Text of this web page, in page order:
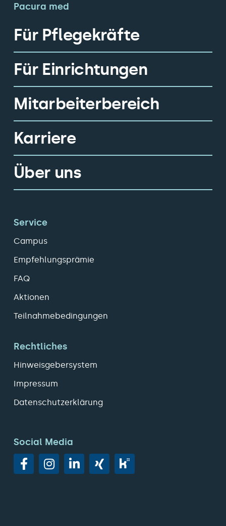
Pacura med
Für Pflegekräfte
Für Einrichtungen
Mitarbeiterbereich
Karriere
Über uns
Service
Campus
Empfehlungsprämie
FAQ
Aktionen
Teilnahmebedingungen
Rechtliches
Hinweisgebersystem
Impressum
Datenschutzerklärung
Social Media